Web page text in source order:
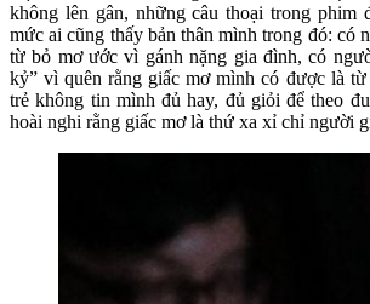
không lên gân, những câu thoại trong phim
mức ai cũng thấy bản thân mình trong đó: có
từ bỏ mơ ước vì gánh nặng gia đình, có
kỷ” vì quên rằng giấc mơ mình có được là
trẻ không tin mình đủ hay, đủ giỏi để theo
hoài nghi rằng giấc mơ là thứ xa xỉ chỉ người